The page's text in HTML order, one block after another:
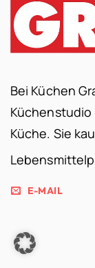
Bei Küchen
Küchenstudio
Küche. Sie
E-MAIL